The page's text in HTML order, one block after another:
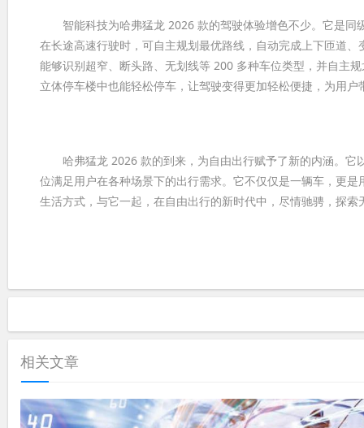
智能科技为哈弗猛龙 2026 款的驾驶体验增色不少。它是同
在长途高速行驶时，可自主规划最优路线，自动完成上下匝道
能够识别超窄、断头路、无划线等 200 多种车位类型，并自主
立体停车楼中也能轻松停车，让驾驶变得更加轻松便捷，为用户
哈弗猛龙 2026 款的到来，为自由出行赋予了新的内涵。它
位满足用户在各种场景下的出行需求。它不仅仅是一辆车，更
生活方式，与它一起，在自由出行的新时代中，尽情驰骋，探
相关文章